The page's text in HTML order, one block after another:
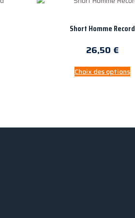
Short Homme Record
26,50 €
Choix des options